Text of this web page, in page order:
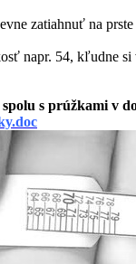
zatiahnuť na
napr. 54, kľudne si
s prúžkami v